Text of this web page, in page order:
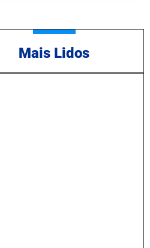
Mais Lidos